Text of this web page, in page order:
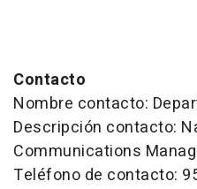
Contacto
Nombre contacto:
Descripción contacto:
Communications
Teléfono de contacto: